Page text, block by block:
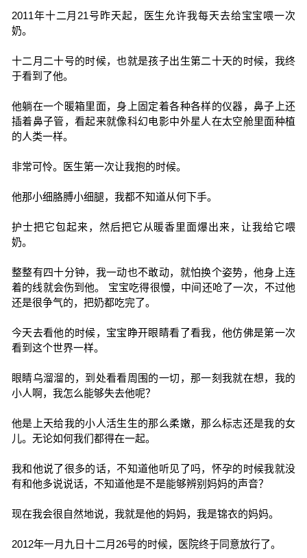
2011年十二月21号昨天起，医生允许我每天去给宝宝喂一次
奶。
十二月二十号的时候，也就是孩子出生第二十天的时候，我终
于看到了他。
他躺在一个暖箱里面，身上固定着各种各样的仪器，鼻子上还
插着鼻子管，看起来就像科幻电影中外星人在太空舱里面种植
的人类一样。
非常可怜。医生第一次让我抱的时候。
他那小细胳膊小细腿，我都不知道从何下手。
护士把它包起来，然后把它从暖香里面爆出来，让我给它喂
奶。
整整有四十分钟，我一动也不敢动，就怕换个姿势，他身上连
着的线就会伤到他。 宝宝吃得很慢，中间还呛了一次，不过他
还是很争气的，把奶都吃完了。
今天去看他的时候，宝宝睁开眼睛看了看我，他仿佛是第一次
看到这个世界一样。
眼睛乌溜溜的，到处看看周围的一切，那一刻我就在想，我的
小人啊，我怎么能够失去他呢？
他是上天给我的小人活生生的那么柔嫩，那么标志还是我的女
儿。无论如何我们都得在一起。
我和他说了很多的话，不知道他听见了吗，怀孕的时候我就没
有和他多说说话，不知道他是不是能够辨别妈妈的声音？
现在我会很自然地说，我就是他的妈妈，我是锦衣的妈妈。
2012年一月九日十二月26号的时候，医院终于同意放行了。